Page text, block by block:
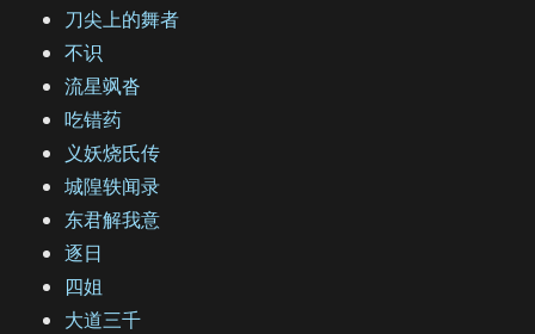
刀尖上的舞者
不识
流星飒沓
吃错药
义妖烧氏传
城隍轶闻录
东君解我意
逐日
四姐
大道三千